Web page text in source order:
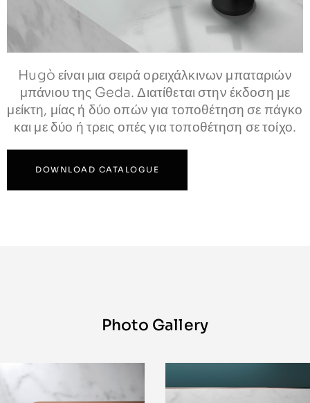
Hugò είναι μια σειρά ορειχάλκινων μπαταριών
μπάνιου της Geda. Διατίθεται στην έκδοση με
μείκτη, μίας ή δύο οπών για τοποθέτηση σε πάγκο
και με δύο ή τρεις οπές για τοποθέτηση σε τοίχο.
DOWNLOAD CATALOGUE
Photo Gallery